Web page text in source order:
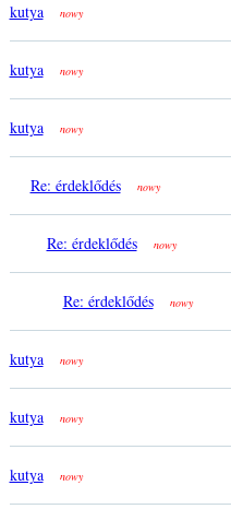
kutya nowy
kutya nowy
kutya nowy
Re: érdeklődés nowy
Re: érdeklődés nowy
Re: érdeklődés nowy
kutya nowy
kutya nowy
kutya nowy